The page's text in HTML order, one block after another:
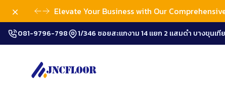
Elevate Your Business with Our
Dismiss
081-9796-798 1/346 ซอยสะแกงาม 14 แยก 2 แสมดำ บางขุนเที